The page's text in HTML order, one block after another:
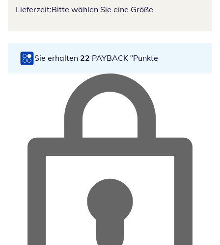
Lieferzeit:Bitte wählen Sie eine Größe
Sie erhalten 22 PAYBACK °Punkte